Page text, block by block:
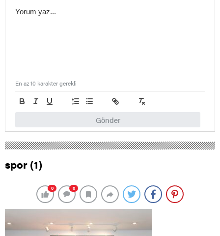
Gönder
En az 10 karakter gerekli
spor (1)
0 0